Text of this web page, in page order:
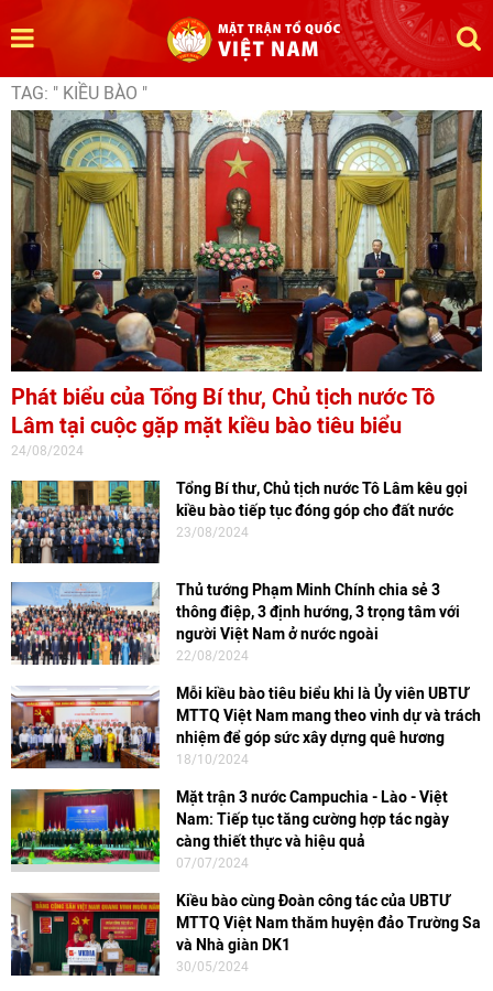
TAG: " KIỀU BÀO "
Phát biểu của Tổng Bí thư, Chủ tịch nước Tô
Lâm tại cuộc gặp mặt kiều bào tiêu biểu
24/08/2024
Tổng Bí thư, Chủ tịch nước Tô Lâm kêu gọi
kiều bào tiếp tục đóng góp cho đất nước
23/08/2024
Thủ tướng Phạm Minh Chính chia sẻ 3
thông điệp, 3 định hướng, 3 trọng tâm với
người Việt Nam ở nước ngoài
22/08/2024
Mỗi kiều bào tiêu biểu khi là Ủy viên UBTƯ
MTTQ Việt Nam mang theo vinh dự và trách
nhiệm để góp sức xây dựng quê hương
18/10/2024
Mặt trận 3 nước Campuchia - Lào - Việt
Nam: Tiếp tục tăng cường hợp tác ngày
càng thiết thực và hiệu quả
07/07/2024
Kiều bào cùng Đoàn công tác của UBTƯ
MTTQ Việt Nam thăm huyện đảo Trường Sa
và Nhà giàn DK1
30/05/2024